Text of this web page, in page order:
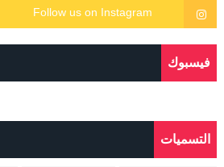
فيسبوك
التسميات